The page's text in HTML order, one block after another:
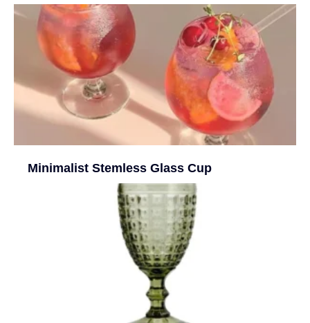
Minimalist Stemless Glass Cup